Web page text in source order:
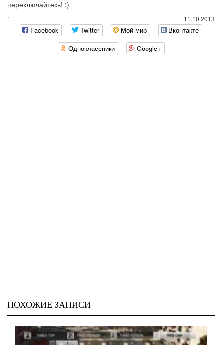
переключайтесь! ;)
11.10.2013
`
Facebook Twitter Мой мир
Вконтакте
Одноклассники
Google+
ПОХОЖИЕ ЗАПИСИ